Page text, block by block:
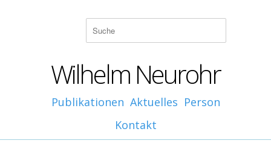
Wilhelm Neurohr
Publikationen Aktuelles Person
Kontakt